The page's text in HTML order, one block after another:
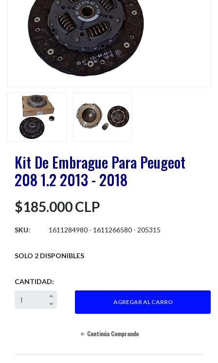
Kit De Embrague Para Peugeot
208 1.2 2013 - 2018
$185.000 CLP
SKU: 1611284980 - 1611266580 - 205315
SOLO 2 DISPONIBLES
CANTIDAD:
Continúa Comprando